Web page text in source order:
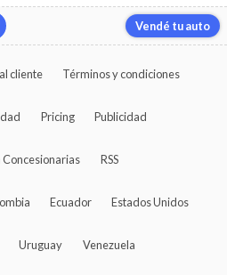
Vendé tu auto
cliente Términos y condiciones
Pricing Publicidad
Concesionarias RSS
Ecuador Estados Unidos
Uruguay Venezuela